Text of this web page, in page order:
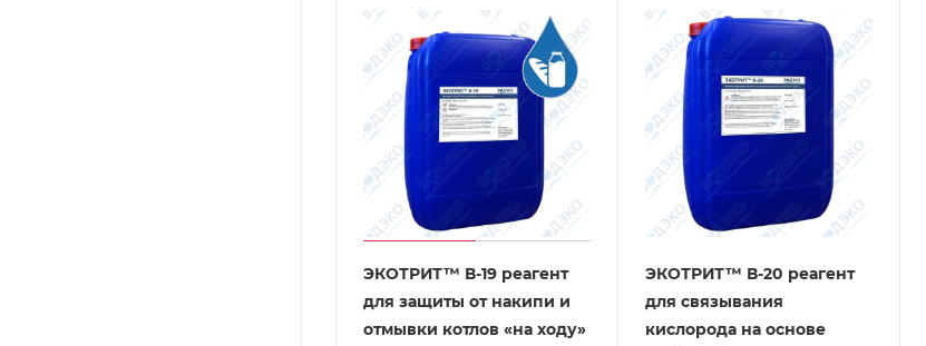
ЭКОТРИТ™ В-19 реагент
для защиты от накипи и
отмывки котлов «на ходу»
ЭКОТРИТ™ В-20 реагент
для связывания
кислорода на основе